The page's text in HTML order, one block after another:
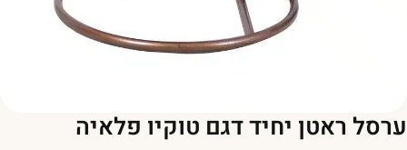
ראטן יחיד דגם טוקיו פלאיה